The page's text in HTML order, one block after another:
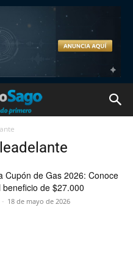
Cupón de Gas 2026: Conoce
de $27.000
- 18 de mayo de 2026